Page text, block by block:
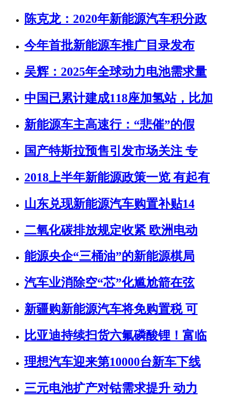
陈克龙：2020年新能源汽车积分政
今年首批新能源车推广目录发布
吴辉：2025年全球动力电池需求量
中国已累计建成118座加氢站，比加
新能源车主高速行：“悲催”的假
国产特斯拉预售引发市场关注 专
2018上半年新能源政策一览 有起有
山东兑现新能源汽车购置补贴14
二氧化碳排放规定收紧 欧洲电动
能源央企“三桶油”的新能源棋局
汽车业消除空“芯”化尴尬箭在弦
新疆购新能源汽车将免购置税 可
比亚迪持续扫货六氟磷酸锂！富临
理想汽车迎来第10000台新车下线
三元电池扩产对钴需求提升 动力